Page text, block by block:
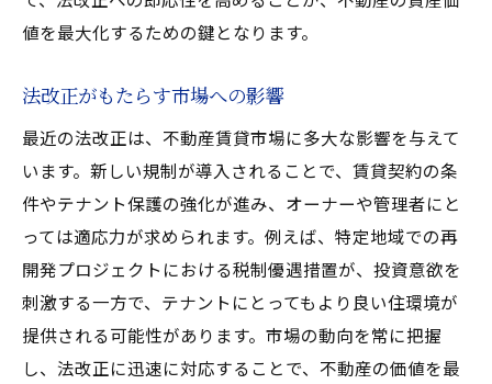
値を最大化するための鍵となります。
法改正がもたらす市場への影響
最近の法改正は、不動産賃貸市場に多大な影響を与えて
います。新しい規制が導入されることで、賃貸契約の条
件やテナント保護の強化が進み、オーナーや管理者にと
っては適応力が求められます。例えば、特定地域での再
開発プロジェクトにおける税制優遇措置が、投資意欲を
刺激する一方で、テナントにとってもより良い住環境が
提供される可能性があります。市場の動向を常に把握
し、法改正に迅速に対応することで、不動産の価値を最